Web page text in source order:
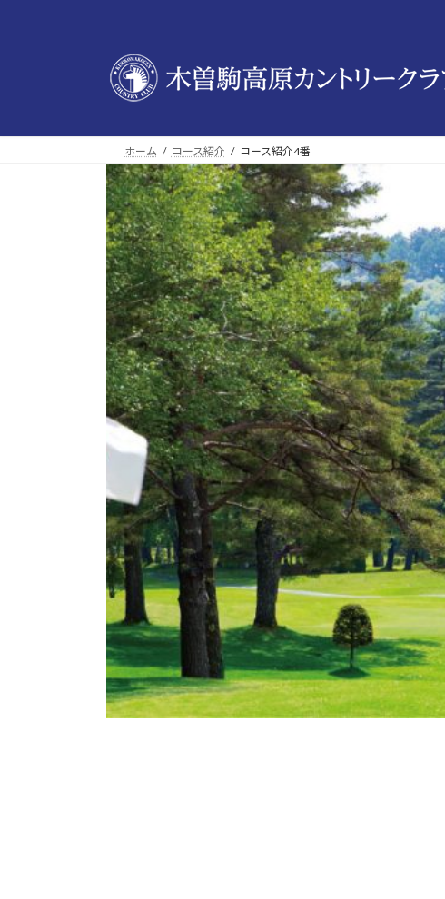
ス
ン
ホーム コース紹介 コース紹介4番